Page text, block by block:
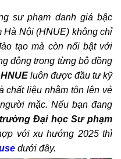
sư phạm danh giá bậc
Nội (HNUE) không chỉ
tạo mà còn nổi bật với
động trong từng bộ đồng
luôn được đầu tư kỹ
chất liệu nhằm tôn lên vẻ
mặc. Nếu bạn đang
Đại học Sư phạm
với xu hướng 2025 thì
dưới đây.